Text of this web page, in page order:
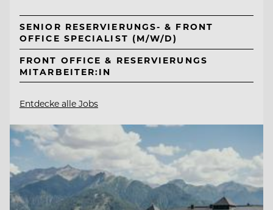
SENIOR RESERVIERUNGS- & FRONT
OFFICE SPECIALIST (M/W/D)
FRONT OFFICE & RESERVIERUNGS
MITARBEITER:IN
Entdecke alle Jobs